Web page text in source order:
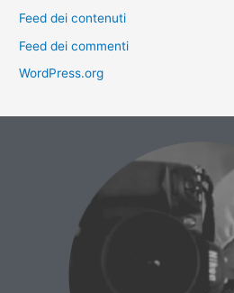
Feed dei contenuti
Feed dei commenti
WordPress.org